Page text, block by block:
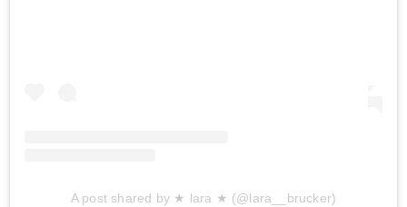
A post shared by ★ lara ★ (@lara__brucker)